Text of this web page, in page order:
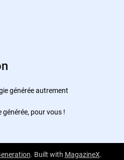
générée autrement
générée, pour vous !
. Built with MagazineX.